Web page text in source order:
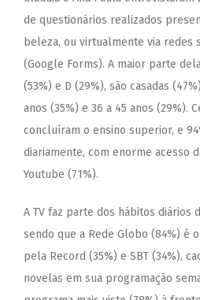
de questionários realizados
beleza, ou virtualmente via redes
(Google Forms). A maior parte
(53%) e D (29%), são casadas
anos (35%) e 36 a 45 anos (29%).
concluíram o ensino superior, e
diariamente, com enorme acesso
Youtube (71%).
A TV faz parte dos hábitos diários
sendo que a Rede Globo (84%) é
pela Record (35%) e SBT (34%),
novelas em sua programação